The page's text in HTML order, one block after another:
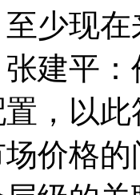
少现
建平
，以
价格